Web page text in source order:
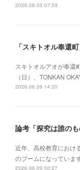
2026.08.03 07:59
「スキトオル奉還
スキトオルアオが奉還
（日）、TONKAN
2026.06.26 14:20
論考「探究は誰のも
近年、高校教育におけ
のブームになっていま
2026.06.09 00:27